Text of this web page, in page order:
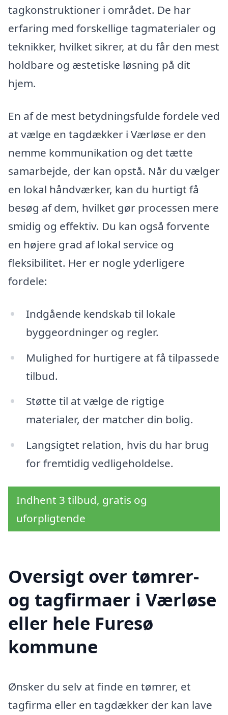
tagkonstruktioner i området. De har
erfaring med forskellige tagmaterialer og
teknikker, hvilket sikrer, at du får den mest
holdbare og æstetiske løsning på dit
hjem.
En af de mest betydningsfulde fordele ved
at vælge en tagdækker i Værløse er den
nemme kommunikation og det tætte
samarbejde, der kan opstå. Når du vælger
en lokal håndværker, kan du hurtigt få
besøg af dem, hvilket gør processen mere
smidig og effektiv. Du kan også forvente
en højere grad af lokal service og
fleksibilitet. Her er nogle yderligere
fordele:
Indgående kendskab til lokale
byggeordninger og regler.
Mulighed for hurtigere at få tilpassede
tilbud.
Støtte til at vælge de rigtige
materialer, der matcher din bolig.
Langsigtet relation, hvis du har brug
for fremtidig vedligeholdelse.
Indhent 3 tilbud, gratis og
uforpligtende
Oversigt over tømrer-
og tagfirmaer i Værløse
eller hele Furesø
kommune
Ønsker du selv at finde en tømrer, et
tagfirma eller en tagdækker der kan lave